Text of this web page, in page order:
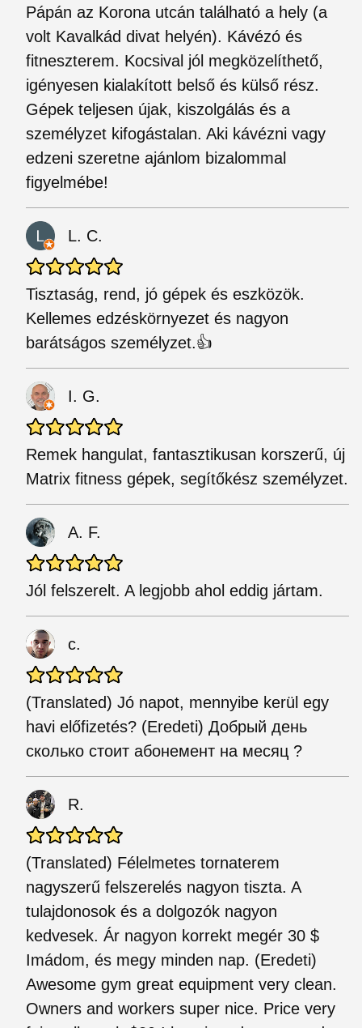
Pápán az Korona utcán található a hely (a
volt Kavalkád divat helyén). Kávézó és
fitneszterem. Kocsival jól megközelíthető,
igényesen kialakított belső és külső rész.
Gépek teljesen újak, kiszolgálás és a
személyzet kifogástalan. Aki kávézni vagy
edzeni szeretne ajánlom bizalommal
figyelmébe!
L. C.
Tisztaság, rend, jó gépek és eszközök.
Kellemes edzéskörnyezet és nagyon
barátságos személyzet.👍
I. G.
Remek hangulat, fantasztikusan korszerű, új
Matrix fitness gépek, segítőkész személyzet.
A. F.
Jól felszerelt. A legjobb ahol eddig jártam.
с.
(Translated) Jó napot, mennyibe kerül egy
havi előfizetés? (Eredeti) Добрый день
сколько стоит абонемент на месяц ?
R.
(Translated) Félelmetes tornaterem
nagyszerű felszerelés nagyon tiszta. A
tulajdonosok és a dolgozók nagyon
kedvesek. Ár nagyon korrekt megér 30 $
Imádom, és megy minden nap. (Eredeti)
Awesome gym great equipment very clean.
Owners and workers super nice. Price very